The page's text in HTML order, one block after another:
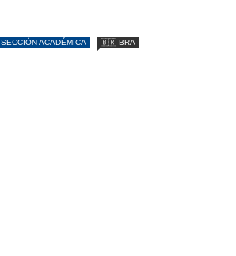
SECCIÓN ACADÉMICA 🇧🇷 BRA